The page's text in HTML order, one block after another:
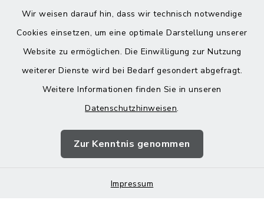
Wir weisen darauf hin, dass wir technisch notwendige
Cookies einsetzen, um eine optimale Darstellung unserer
Website zu ermöglichen. Die Einwilligung zur Nutzung
weiterer Dienste wird bei Bedarf gesondert abgefragt.
Weitere Informationen finden Sie in unseren
Datenschutzhinweisen.
Zur Kenntnis genommen
Impressum
Barrierefreiheit
Impressum
Sitemap